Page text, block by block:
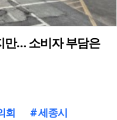
만… 소비자 부담은
회 # 세종시